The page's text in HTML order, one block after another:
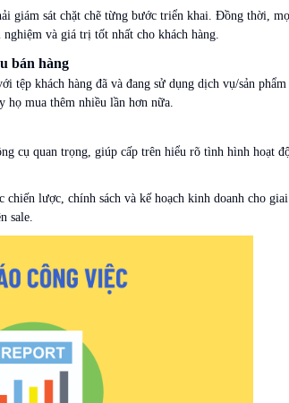
giám sát chặt chẽ từng bước triển khai. Đồng thời,
và giá trị tốt nhất cho khách hàng.
bán hàng
tệp khách hàng đã và đang sử dụng dịch vụ/sản
mua thêm nhiều lần hơn nữa.
cụ quan trọng, giúp cấp trên hiểu rõ tình hình hoạt
chiến lược, chính sách và kế hoạch kinh doanh cho
sale.